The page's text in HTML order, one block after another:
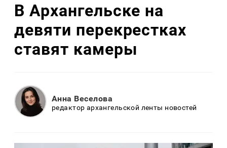
В Архангельске на
девяти перекрестках
ставят камеры
Анна Веселова
редактор архангельской ленты новостей